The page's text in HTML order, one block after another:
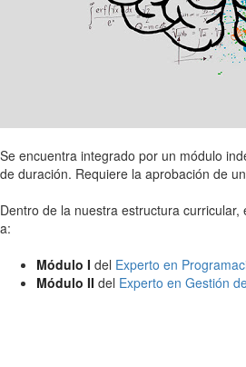
Se encuentra integrado por un módulo
de duración. Requiere la aprobación de
Dentro de la nuestra estructura
a:
Módulo I del Experto en
Módulo II del Experto en Gestión